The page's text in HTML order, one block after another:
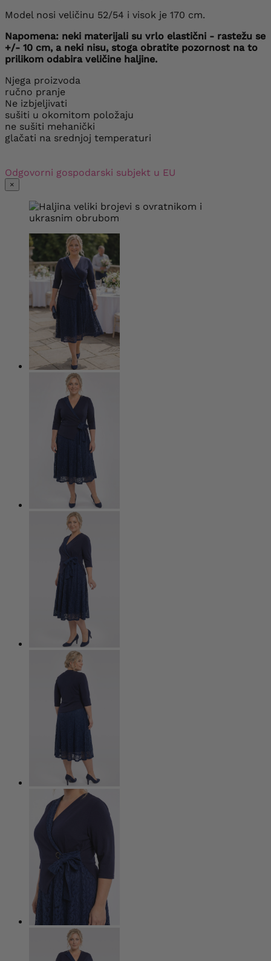
Model nosi veličinu 52/54 i visok je 170 cm.
Napomena: neki materijali su vrlo elastični - rastežu se
+/- 10 cm, a neki nisu, stoga obratite pozornost na to
prilikom odabira veličine haljine.
Njega proizvoda
ručno pranje
Ne izbjeljivati
sušiti u okomitom položaju
ne sušiti mehanički
glačati na srednjoj temperaturi
Odgovorni gospodarski subjekt u EU
×